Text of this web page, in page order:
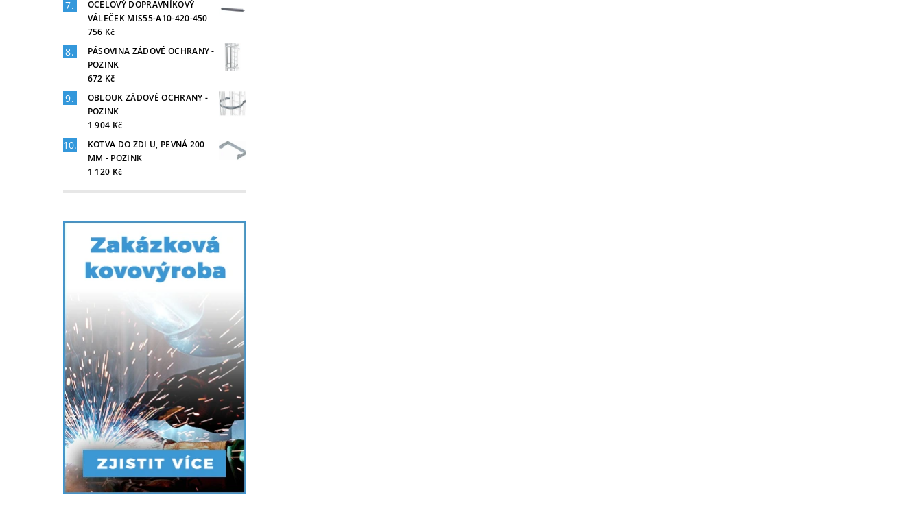
OCELOVÝ DOPRAVNÍKOVÝ
VÁLEČEK MIS55-A10-420-450
756 Kč
PÁSOVINA ZÁDOVÉ OCHRANY -
POZINK
672 Kč
OBLOUK ZÁDOVÉ OCHRANY -
POZINK
1 904 Kč
KOTVA DO ZDI U, PEVNÁ 200
MM - POZINK
1 120 Kč